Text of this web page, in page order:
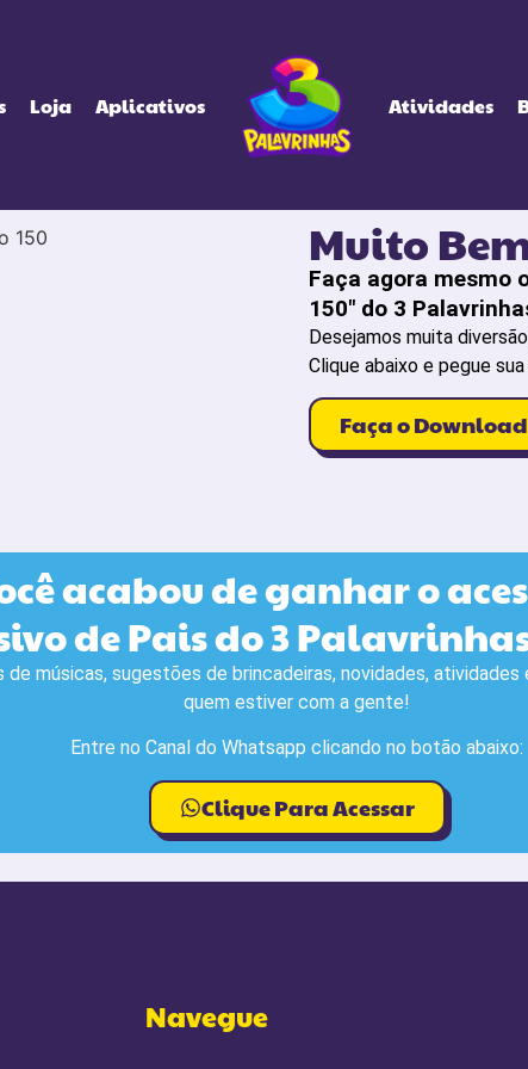
Loja Aplicativos Atividades
Muito
Faça agora mesmo
150" do 3
Desejamos muita
Clique abaixo e pegue
Faça o Download
acabou de ganhar o
de Pais do 3
músicas, sugestões de brincadeiras, novidades,
quem estiver com a gente!
Entre no Canal do Whatsapp clicando no botão abaixo:
Clique Para Acessar
Navegue